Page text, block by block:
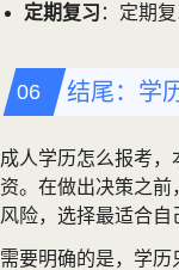
定期复习 ：定期
结尾：学
成人学历怎么报考
资。在做出决策之
风险，选择最适合自
需要明确的是，学